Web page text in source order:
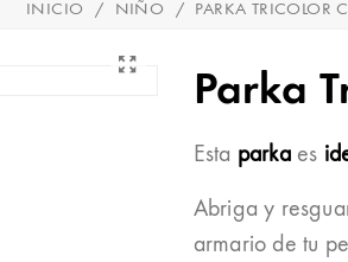
INICIO / NIÑO / PARKA TRICOLOR
Parka
Esta parkaes
Abriga y
armario de tu